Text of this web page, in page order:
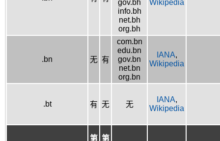
gov.bh
info.bh
net.bh
org.bh
Wikipedia
.bn 无 有
com.bn
edu.bn
gov.bn
net.bn
org.bn
IANA,
Wikipedia
.bt 有 无 无
IANA,
Wikipedia
第 第